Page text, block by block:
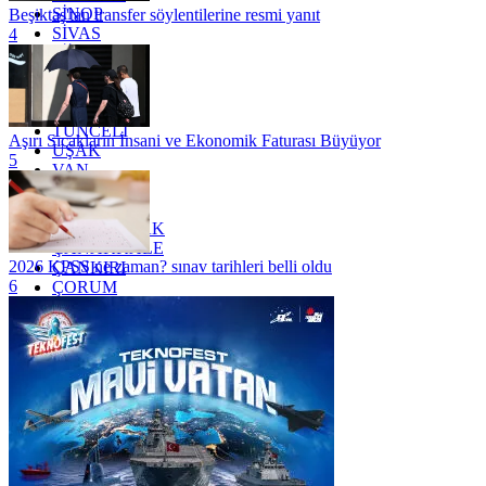
SİNOP
SİVAS
SİİRT
TEKİRDAĞ
TOKAT
TRABZON
TUNCELİ
UŞAK
VAN
YALOVA
YOZGAT
ZONGULDAK
ÇANAKKALE
ÇANKIRI
ÇORUM
İSTANBUL
İZMİR
ŞANLIURFA
ŞIRNAK
Beşiktaş'tan transfer söylentilerine resmi yanıt
4
Aşırı Sıcakların İnsani ve Ekonomik Faturası Büyüyor
5
2026 KPSS ne zaman? sınav tarihleri belli oldu
6